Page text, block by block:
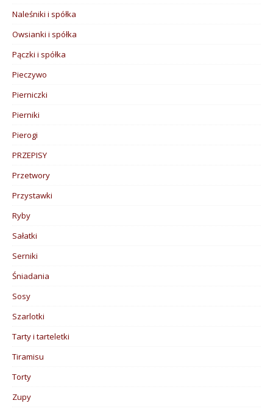
Naleśniki i spółka
Owsianki i spółka
Pączki i spółka
Pieczywo
Pierniczki
Pierniki
Pierogi
PRZEPISY
Przetwory
Przystawki
Ryby
Sałatki
Serniki
Śniadania
Sosy
Szarlotki
Tarty i tarteletki
Tiramisu
Torty
Zupy